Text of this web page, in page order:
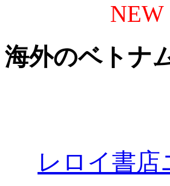
NEW
海外のベト
レロイ書店